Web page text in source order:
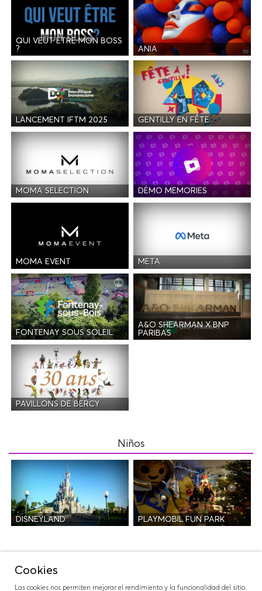
QUI VEUT ÊTRE MON BOSS
?
ANIA
LANCEMENT IFTM 2025 GENTILLY EN FÊTE
MOMA SELECTION DÉMO MEMORIES
MOMA EVENT META
FONTENAY SOUS SOLEIL
A&O SHEARMAN X BNP
PARIBAS
PAVILLONS DE BERCY
Niños
DISNEYLAND PLAYMOBIL FUN PARK
Cookies
Las cookies nos permiten mejorar el rendimiento y la funcionalidad del sitio.